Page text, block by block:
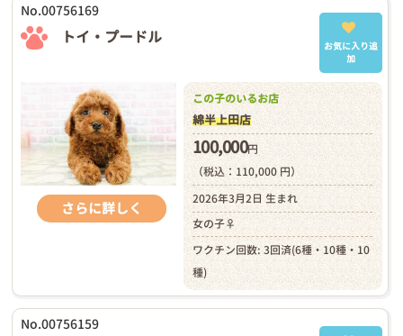
No.00756169
トイ・プードル
お気に入り追
加
さらに詳しく
この子のいるお店
綿半上田店
100,000円
（税込：110,000 円）
2026年3月2日 生まれ
女の子♀
ワクチン回数: 3回済(6種・10種・10
種)
No.00756159